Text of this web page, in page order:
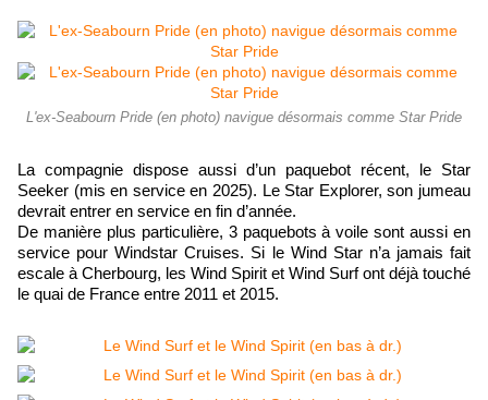
L'ex-Seabourn Pride (en photo) navigue désormais comme Star Pride
La compagnie dispose aussi d’un paquebot récent, le Star
Seeker (mis en service en 2025). Le Star Explorer, son jumeau
devrait entrer en service en fin d’année.
De manière plus particulière, 3 paquebots à voile sont aussi en
service pour Windstar Cruises. Si le Wind Star n’a jamais fait
escale à Cherbourg, les Wind Spirit et Wind Surf ont déjà touché
le quai de France entre 2011 et 2015.